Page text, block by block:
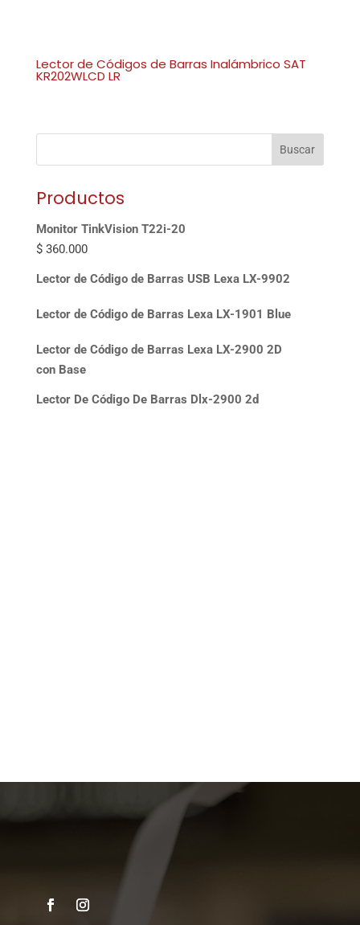
Lector de Códigos de Barras Inalámbrico SAT
KR202WLCD LR
Buscar
Productos
Monitor TinkVision T22i-20
$360.000
Lector de Código de Barras USB Lexa LX-9902
Lector de Código de Barras Lexa LX-1901 Blue
Lector de Código de Barras Lexa LX-2900 2D
con Base
Lector De Código De Barras Dlx-2900 2d